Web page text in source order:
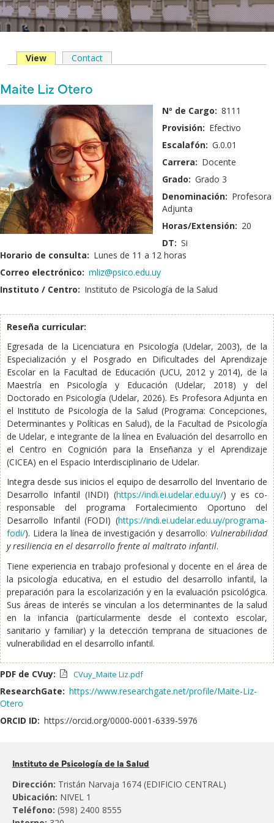
Solapas
principales
View (solapaContact
Nombre
y
Apellido:
Maite Liz Otero
Fotografía: Nº de Cargo: 8111
Provisión: Efectivo
Escalafón: G.0.01
Carrera: Docente
Grado: Grado 3
Denominación: Profesora
Adjunta
Horas/Extensión: 20
DT: Si
Horario de consulta: Lunes de 11 a 12 horas
Correo electrónico: mliz@psico.edu.uy
Instituto / Centro: Instituto de Psicología de la Salud
Reseña curricular:
Egresada de la Licenciatura en Psicología (Udelar, 2003), de la
Especialización y el Posgrado en Dificultades del Aprendizaje
Escolar en la Facultad de Educación (UCU, 2012 y 2014), de la
Maestría en Psicología y Educación (Udelar, 2018) y del
Doctorado en Psicología (Udelar, 2026). Es Profesora Adjunta en
el Instituto de Psicología de la Salud (Programa: Concepciones,
Determinantes y Políticas en Salud), de la Facultad de Psicología
de Udelar, e integrante de la línea en Evaluación del desarrollo en
el Centro en Cognición para la Enseñanza y el Aprendizaje
(CICEA) en el Espacio Interdisciplinario de Udelar.
Integra desde sus inicios el equipo de desarrollo del Inventario de
Desarrollo Infantil (INDI) (https://indi.ei.udelar.edu.uy/) y es co-
responsable del programa Fortalecimiento Oportuno del
Desarrollo Infantil (FODI) (https://indi.ei.udelar.edu.uy/programa-
fodi/). Lidera la línea de investigación y desarrollo: Vulnerabilidad
y resiliencia en el desarrollo frente al maltrato infantil.
Tiene experiencia en trabajo profesional y docente en el área de
la psicología educativa, en el estudio del desarrollo infantil, la
preparación para la escolarización y en la evaluación psicológica.
Sus áreas de interés se vinculan a los determinantes de la salud
en la infancia (particularmente desde el contexto escolar,
sanitario y familiar) y la detección temprana de situaciones de
vulnerabilidad en el desarrollo infantil.
PDF de CVuy: CVuy_Maite Liz.pdf
ResearchGate: https://www.researchgate.net/profile/Maite-Liz-
Otero
ORCID ID: https://orcid.org/0000-0001-6339-5976
al:
Instituto de Psicología de la Salud
Dirección: Tristán Narvaja 1674 (EDIFICIO CENTRAL)
Ubicación: NIVEL 1
Teléfono: (598) 2400 8555